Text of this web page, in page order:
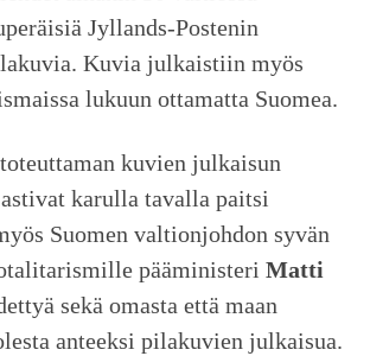
Jyllands-Postenin
Kuvia julkaistiin myös
lukuun ottamatta Suomea.
kuvien julkaisun
karulla tavalla paitsi
Suomen valtionjohdon syvän
pääministeri Matti
sekä omasta että maan
anteeksi pilakuvien julkaisua.